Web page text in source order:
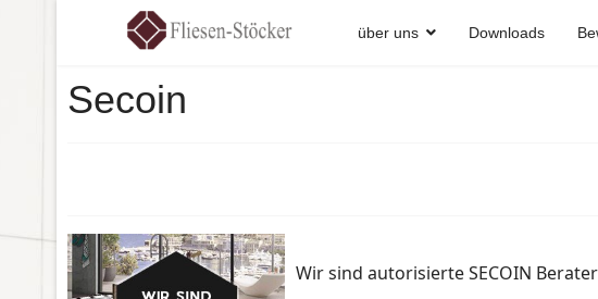
über uns Downloads
Secoin
Wir sind autorisierte SECOIN